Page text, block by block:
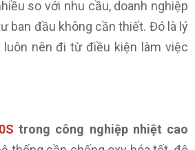
so với nhu cầu, doanh nghiệp
ban đầu không cần thiết. Đó là lý
luôn nên đi từ điều kiện làm việc
trong công nghiệp nhiệt cao